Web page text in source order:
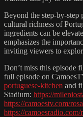
Beyond the step-by-step
cultural richness of
ingredients can be
emphasizes the
inviting viewers to
Don’t miss this episode
full episode on
portuguese-kitchen and
Stadium: https://
https://camoestv.com/
https://